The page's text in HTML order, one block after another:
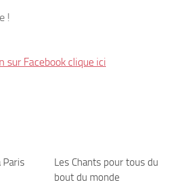
!
sur Facebook clique ici
Paris
Les Chants pour tous du
bout du monde